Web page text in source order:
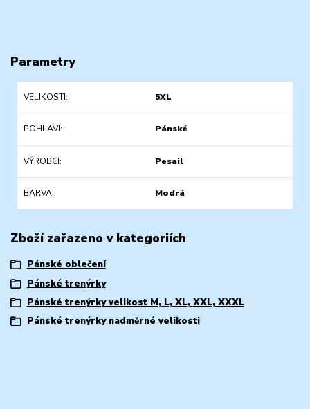
Parametry
VELIKOSTI 5XL
POHLAVÍ Pánské
VÝROBCI Pesail
BARVA Modrá
Zboží zařazeno v kategoriích
Pánské oblečení
Pánské trenýrky
Pánské trenýrky velikost M, L, XL, XXL, XXXL
Pánské trenýrky nadměrné velikosti